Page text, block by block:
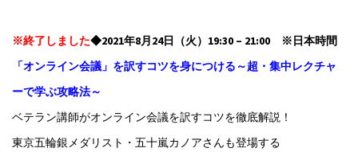
※終了しました◆2021年8月24日（火）19:30 – 21:00 ※日本時間
「オンライン会議」を訳すコツを身につける～超・集中レクチャ
ーで学ぶ攻略法～
ベテラン講師がオンライン会議を訳すコツを徹底解説！
東京五輪銀メダリスト・五十嵐カノアさんも登場する